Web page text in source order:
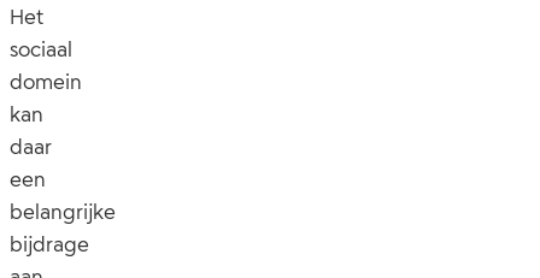
Het
sociaal
domein
kan
daar
een
belangrijke
bijdrage